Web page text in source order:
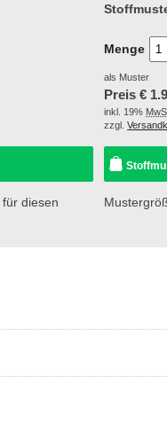
für diesen
Menge
als Muster
Preis €
inkl. 19%
zzgl.